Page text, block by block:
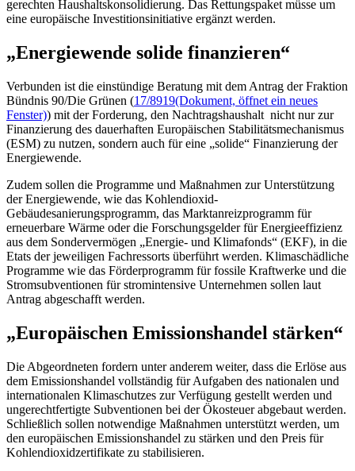
gerechten Haushaltskonsolidierung. Das Rettungspaket müsse um
eine europäische Investitionsinitiative ergänzt werden.
„Energiewende solide finanzieren“
Verbunden ist die einstündige Beratung mit dem Antrag der Fraktion
Bündnis 90/Die Grünen (17/8919(Dokument, öffnet ein neues
Fenster)) mit der Forderung, den Nachtragshaushalt nicht nur zur
Finanzierung des dauerhaften Europäischen Stabilitätsmechanismus
(ESM) zu nutzen, sondern auch für eine „solide“ Finanzierung der
Energiewende.
Zudem sollen die Programme und Maßnahmen zur Unterstützung
der Energiewende, wie das Kohlendioxid-
Gebäudesanierungsprogramm, das Marktanreizprogramm für
erneuerbare Wärme oder die Forschungsgelder für Energieeffizienz
aus dem Sondervermögen „Energie- und Klimafonds“ (EKF), in die
Etats der jeweiligen Fachressorts überführt werden. Klimaschädliche
Programme wie das Förderprogramm für fossile Kraftwerke und die
Stromsubventionen für stromintensive Unternehmen sollen laut
Antrag abgeschafft werden.
„Europäischen Emissionshandel stärken“
Die Abgeordneten fordern unter anderem weiter, dass die Erlöse aus
dem Emissionshandel vollständig für Aufgaben des nationalen und
internationalen Klimaschutzes zur Verfügung gestellt werden und
ungerechtfertigte Subventionen bei der Ökosteuer abgebaut werden.
Schließlich sollen notwendige Maßnahmen unterstützt werden, um
den europäischen Emissionshandel zu stärken und den Preis für
Kohlendioxidzertifikate zu stabilisieren.